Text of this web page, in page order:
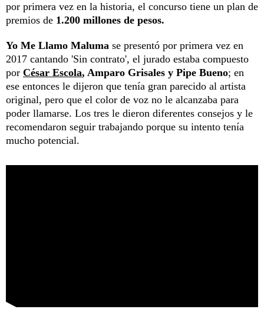
por primera vez en la historia, el concurso tiene un plan de
premios de 1.200 millones de pesos.
Yo Me Llamo Maluma se presentó por primera vez en
2017 cantando 'Sin contrato', el jurado estaba compuesto
por César Escola, Amparo Grisales y Pipe Bueno; en
ese entonces le dijeron que tenía gran parecido al artista
original, pero que el color de voz no le alcanzaba para
poder llamarse. Los tres le dieron diferentes consejos y le
recomendaron seguir trabajando porque su intento tenía
mucho potencial.